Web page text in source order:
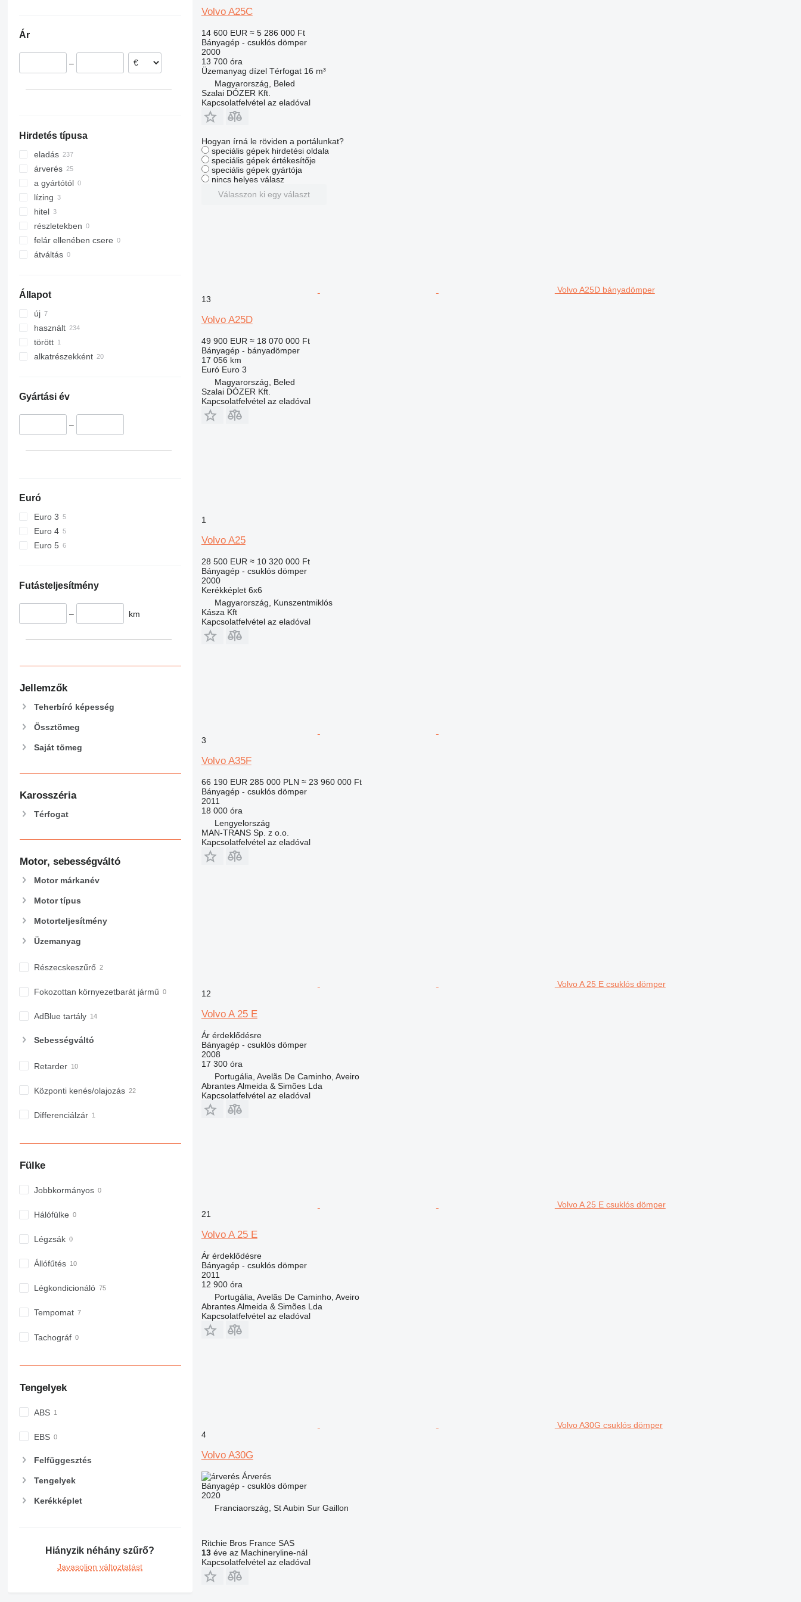
Franciaország
Litvánia
Indonézia
Szaúd-Arábia
Ár
–
Hirdetés típusa
eladás
árverés
a gyártótól
lízing
hitel
részletekben
felár ellenében csere
átváltás
Állapot
új
használt
törött
alkatrészekként
Gyártási év
–
Euró
Euro 3
Euro 4
Euro 5
Futásteljesítmény
– km
Jellemzők
Teherbíró képesség
Össztömeg
Saját tömeg
Karosszéria
Térfogat
Motor, sebességváltó
Motor márkanév
Motor típus
Motorteljesítmény
Üzemanyag
Részecskeszűrő
Fokozottan környezetbarát jármű
AdBlue tartály
Sebességváltó
Retarder
Központi kenés/olajozás
Differenciálzár
Fülke
Jobbkormányos
Hálófülke
Légzsák
Állófűtés
Légkondicionáló
Tempomat
Tachográf
Tengelyek
ABS
EBS
Felfüggesztés
Tengelyek
Kerékképlet
Hiányzik néhány szűrő?
Javasoljon változtatást
Volvo A25C
14 600 EUR ≈ 5 286 000 Ft
Bányagép - csuklós dömper
2000
13 700 óra
Üzemanyag dízel Térfogat 16 m³
Magyarország, Beled
Szalai DÓZER Kft.
Kapcsolatfelvétel az eladóval
Hogyan írná le röviden a portálunkat?
speciális gépek hirdetési oldala
speciális gépek értékesítője
speciális gépek gyártója
nincs helyes válasz
Válasszon ki egy választ
Volvo A25D bányadömper
13
Volvo A25D
49 900 EUR ≈ 18 070 000 Ft
Bányagép - bányadömper
17 056 km
Euró Euro 3
Magyarország, Beled
Szalai DÓZER Kft.
Kapcsolatfelvétel az eladóval
1
Volvo A25
28 500 EUR ≈ 10 320 000 Ft
Bányagép - csuklós dömper
2000
Kerékképlet 6x6
Magyarország, Kunszentmiklós
Kásza Kft
Kapcsolatfelvétel az eladóval
3
Volvo A35F
66 190 EUR 285 000 PLN ≈ 23 960 000 Ft
Bányagép - csuklós dömper
2011
18 000 óra
Lengyelország
MAN-TRANS Sp. z o.o.
Kapcsolatfelvétel az eladóval
Volvo A 25 E csuklós dömper
12
Volvo A 25 E
Ár érdeklődésre
Bányagép - csuklós dömper
2008
17 300 óra
Portugália, Avelãs De Caminho, Aveiro
Abrantes Almeida & Simões Lda
Kapcsolatfelvétel az eladóval
Volvo A 25 E csuklós dömper
21
Volvo A 25 E
Ár érdeklődésre
Bányagép - csuklós dömper
2011
12 900 óra
Portugália, Avelãs De Caminho, Aveiro
Abrantes Almeida & Simões Lda
Kapcsolatfelvétel az eladóval
Volvo A30G csuklós dömper
4
Volvo A30G
Árverés
Bányagép - csuklós dömper
2020
Franciaország, St Aubin Sur Gaillon
Ritchie Bros France SAS
13éve az Machineryline-nál
Kapcsolatfelvétel az eladóval